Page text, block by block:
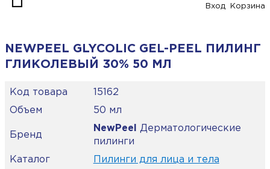
Вход Корзина
NEWPEEL GLYCOLIC GEL-PEEL ПИЛИНГ
ГЛИКОЛЕВЫЙ 30% 50 МЛ
Код товара
15162
Объем
50 мл
Бренд
NewPeel
Дерматологические
пилинги
Каталог
Пилинги для лица и тела